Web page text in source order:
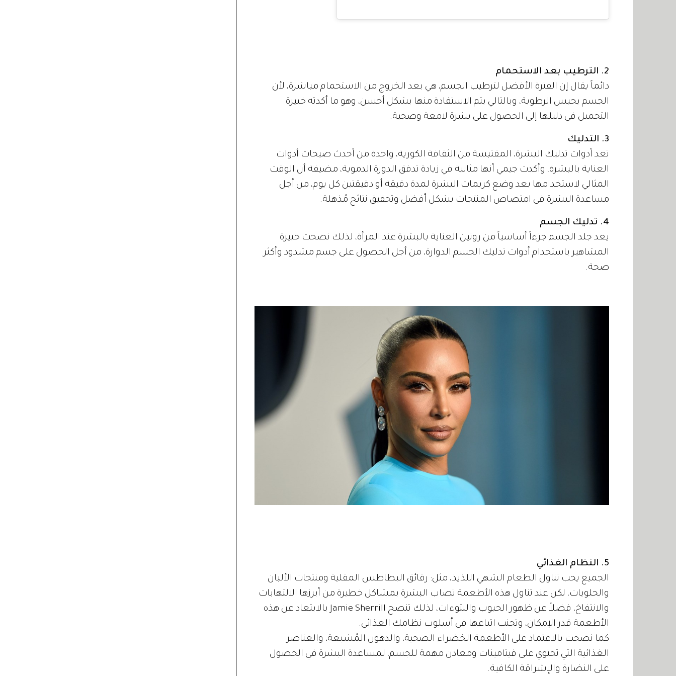
2. الترطيب بعد الاستحمام
دائماً يقال إن الفترة الأفضل لترطيب الجسم، هي بعد الخروج من الاستحمام مباشرة، لأن
الجسم يحبس الرطوبة، وبالتالي يتم الاستفادة منها بشكل أحسن، وهو ما أكدته خبيرة
التجميل في دليلها إلى الحصول على بشرة لامعة وصحية.
3. التدليك
تعد أدوات تدليك البشرة، المقتبسة من الثقافة الكورية، واحدة من أحدث صيحات أدوات
العناية بالبشرة، وأكدت جيمي أنها مثالية في زيادة تدفق الدورة الدموية، مضيفة أن الوقت
المثالي لاستخدامها بعد وضع كريمات البشرة لمدة دقيقة أو دقيقتين كل يوم، من أجل
مساعدة البشرة في امتصاص المنتجات بشكل أفضل وتحقيق نتائج مُذهلة.
4. تدليك الجسم
يعد جلد الجسم جزءاً أساسياً من روتين العناية بالبشرة عند المرأة، لذلك نصحت خبيرة
المشاهير باستخدام أدوات تدليك الجسم الدوارة، من أجل الحصول على جسم مشدود وأكثر
صحة.
5. النظام الغذائي
الجميع يحب تناول الطعام الشهي اللذيذ، مثل: رقائق البطاطس المقلية ومنتجات الألبان
والحلويات، لكن عند تناول هذه الأطعمة تصاب البشرة بمشاكل خطيرة من أبرزها الالتهابات
والانتفاخ، فضلاً عن ظهور الحبوب والنتوءات، لذلك تنصح Jamie Sherrill بالابتعاد عن هذه
الأطعمة قدر الإمكان، وتجنب اتباعها في أسلوب نظامك الغذائي.
كما نصحت بالاعتماد على الأطعمة الخضراء الصحية، والدهون المُشبعة، والعناصر
الغذائية التي تحتوي على فيتامينات ومعادن مهمة للجسم، لمساعدة البشرة في الحصول
على النضارة والإشراقة الكافية.